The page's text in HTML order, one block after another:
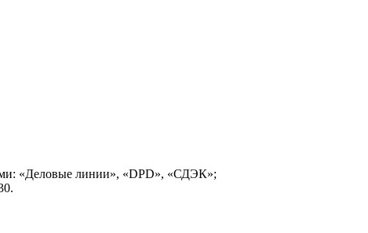
«Деловые линии», «DPD», «СДЭК»;